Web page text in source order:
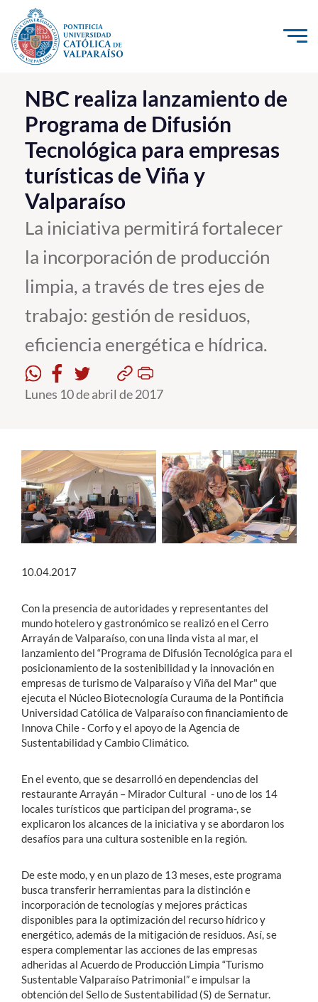
Click acá para ir directamente al contenido
La Universidad
Investigación, Creación e Innovación
PUCV Internacional
Vinculación con el Medio
Admisión
Pregrado
Postgrado
Formación Continua
Académicos
English
NBC realiza lanzamiento de
Programa de Difusión
Tecnológica para empresas
turísticas de Viña y
Valparaíso
La iniciativa permitirá fortalecer
la incorporación de producción
limpia, a través de tres ejes de
trabajo: gestión de residuos,
eficiencia energética e hídrica.
Lunes 10 de abril de 2017
10.04.2017
Con la presencia de autoridades y representantes del
mundo hotelero y gastronómico se realizó en el Cerro
Arrayán de Valparaíso, con una linda vista al mar, el
lanzamiento del “Programa de Difusión Tecnológica para el
posicionamiento de la sostenibilidad y la innovación en
empresas de turismo de Valparaíso y Viña del Mar" que
ejecuta el Núcleo Biotecnología Curauma de la Pontificia
Universidad Católica de Valparaíso con financiamiento de
Innova Chile - Corfo y el apoyo de la Agencia de
Sustentabilidad y Cambio Climático.
En el evento, que se desarrolló en dependencias del
restaurante Arrayán – Mirador Cultural - uno de los 14
locales turísticos que participan del programa-, se
explicaron los alcances de la iniciativa y se abordaron los
desafíos para una cultura sostenible en la región.
De este modo, y en un plazo de 13 meses, este programa
busca transferir herramientas para la distinción e
incorporación de tecnologías y mejores prácticas
disponibles para la optimización del recurso hídrico y
energético, además de la mitigación de residuos. Así, se
espera complementar las acciones de las empresas
adheridas al Acuerdo de Producción Limpia “Turismo
Sustentable Valparaíso Patrimonial” e impulsar la
obtención del Sello de Sustentabilidad (S) de Sernatur.